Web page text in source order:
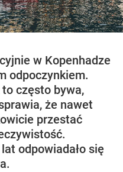
w Kopenhadze
odpoczynkiem.
często bywa,
że nawet
przestać
odpowiadało się